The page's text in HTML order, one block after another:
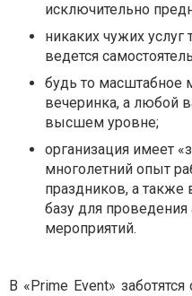
исключительно
никаких чужих услуг
ведется
будь то масштабное
вечеринка, а любой
высшем уровне;
организация имеет
многолетний опыт
праздников, а
базу для
мероприятий.
В «Prime Event»